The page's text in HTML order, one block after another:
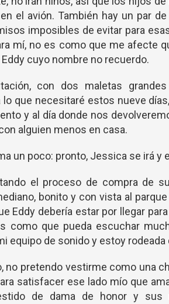
el avión. También hay un par
imposibles de evitar para
mí, no es como que me afecte
cuyo nombre no recuerdo.
con dos maletas
lo que necesitaré estos nueve
y al día donde nos
alguien menos en casa.
un poco: pronto, Jessica se irá y
el proceso de compra de
bonito y con vista al
Eddy debería estar por llegar
como que pueda escuchar
equipo de sonido y estoy rodeada
no pretendo vestirme como una
satisfacer ese lado mío que
de dama de honor y sus